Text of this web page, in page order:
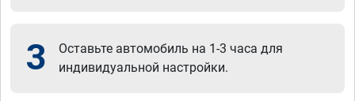
3
Оставьте автомобиль на 1-3 часа для
индивидуальной настройки.